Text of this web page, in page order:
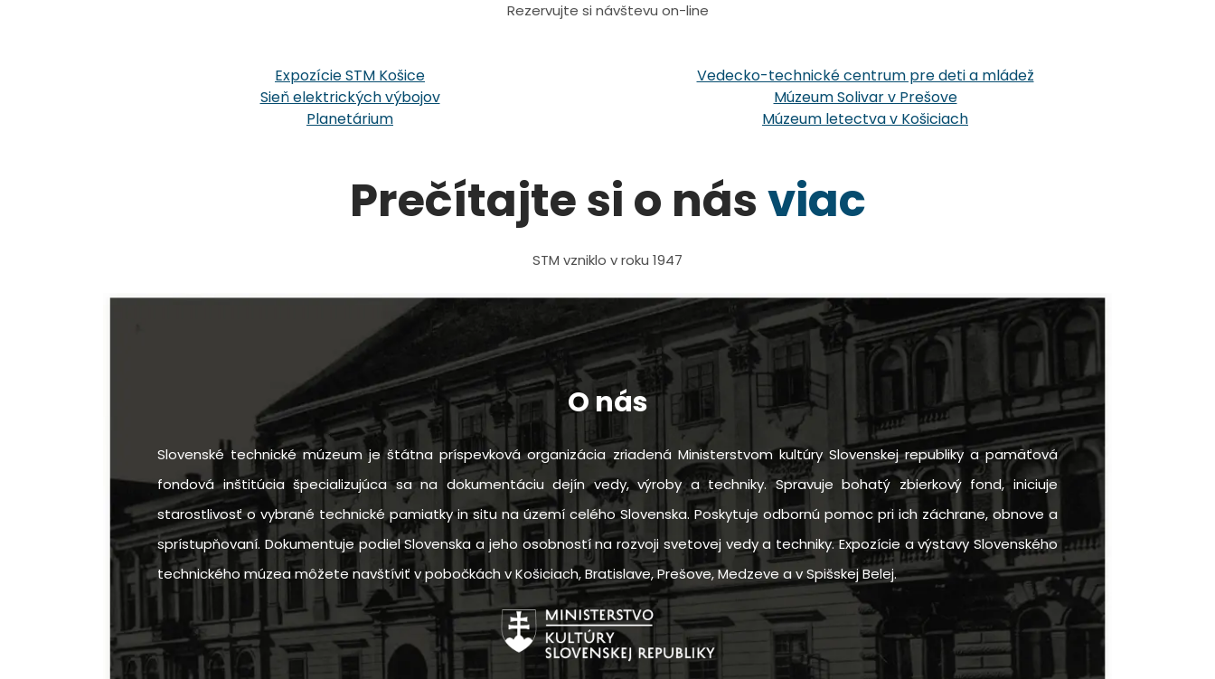
Rezervujte si návštevu on-line
Expozície STM Košice
Sieň elektrických výbojov
Planetárium
Vedecko-technické centrum pre deti a mládež
Múzeum Solivar v Prešove
Múzeum letectva v Košiciach
Prečítajte si o násviac
STM vzniklo v roku 1947
O nás
Slovenské technické múzeum je štátna príspevková organizácia zriadená Ministerstvom kultúry Slovenskej republiky a pamäťová
fondová inštitúcia špecializujúca sa na dokumentáciu dejín vedy, výroby a techniky. Spravuje bohatý zbierkový fond, iniciuje
starostlivosť o vybrané technické pamiatky in situ na území celého Slovenska. Poskytuje odbornú pomoc pri ich záchrane, obnove a
sprístupňovaní. Dokumentuje podiel Slovenska a jeho osobností na rozvoji svetovej vedy a techniky. Expozície a výstavy Slovenského
technického múzea môžete navštíviť v pobočkách v Košiciach, Bratislave, Prešove, Medzeve a v Spišskej Belej.